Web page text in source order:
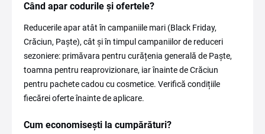
Când apar codurile și ofertele?
Reducerile apar atât în campaniile mari (Black Friday,
Crăciun, Paște), cât și în timpul campaniilor de reduceri
sezoniere: primăvara pentru curățenia generală de Paște,
toamna pentru reaprovizionare, iar înainte de Crăciun
pentru pachete cadou cu cosmetice. Verifică condițiile
fiecărei oferte înainte de aplicare.
Cum economisești la cumpărături?